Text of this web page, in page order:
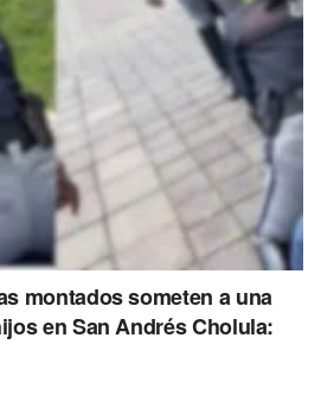
montados someten a una
en San Andrés Cholula: